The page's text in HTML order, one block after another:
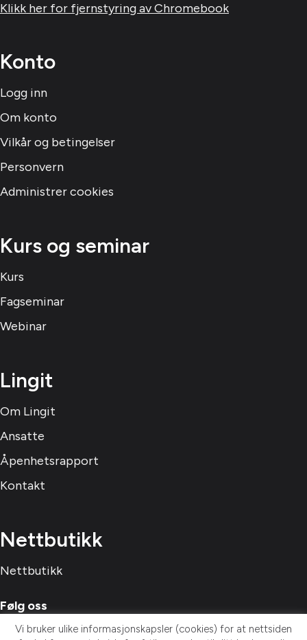
Klikk her for fjernstyring av Chromebook
Konto
Logg inn
Om konto
Vilkår og betingelser
Personvern
Administrer cookies
Kurs og seminar
Kurs
Fagseminar
Webinar
Lingit
Om Lingit
Ansatte
Åpenhetsrapport
Kontakt
Nettbutikk
Nettbutikk
Følg oss
Vi bruker ulike informasjonskapsler (cookies) for at nettsiden